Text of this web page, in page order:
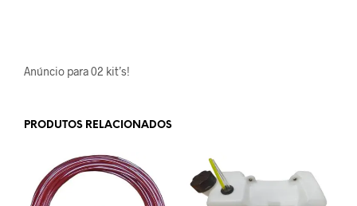
Anúncio para 02 kit’s!
PRODUTOS RELACIONADOS